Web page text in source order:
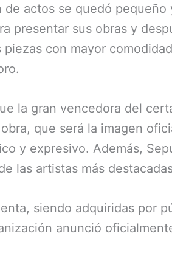
actos se quedó pequeño
presentar sus obras y
con mayor
la gran vencedora del
que será la imagen
y expresivo. Además,
las artistas más
siendo adquiridas por
anunció